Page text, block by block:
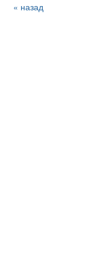
« назад